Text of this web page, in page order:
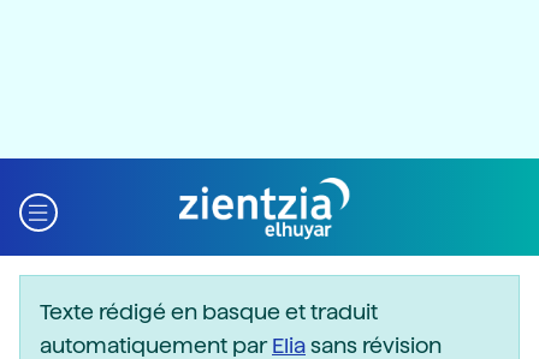
Texte rédigé en basque et traduit
automatiquement parEliasans révision